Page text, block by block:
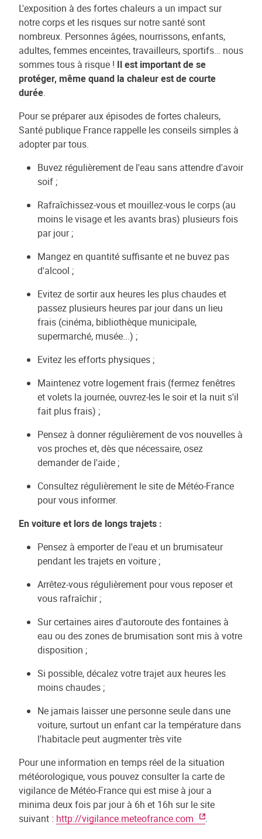
L'exposition à des fortes chaleurs a un impact sur
notre corps et les risques sur notre santé sont
nombreux. Personnes âgées, nourrissons, enfants,
adultes, femmes enceintes, travailleurs, sportifs… nous
sommes tous à risque ! Il est important de se
protéger, même quand la chaleur est de courte
durée.
Pour se préparer aux épisodes de fortes chaleurs,
Santé publique France rappelle les conseils simples à
adopter par tous.
Buvez régulièrement de l'eau sans attendre d'avoir
soif ;
Rafraîchissez-vous et mouillez-vous le corps (au
moins le visage et les avants bras) plusieurs fois
par jour ;
Mangez en quantité suffisante et ne buvez pas
d'alcool ;
Evitez de sortir aux heures les plus chaudes et
passez plusieurs heures par jour dans un lieu
frais (cinéma, bibliothèque municipale,
supermarché, musée...) ;
Evitez les efforts physiques ;
Maintenez votre logement frais (fermez fenêtres
et volets la journée, ouvrez-les le soir et la nuit s'il
fait plus frais) ;
Pensez à donner régulièrement de vos nouvelles à
vos proches et, dès que nécessaire, osez
demander de l'aide ;
Consultez régulièrement le site de Météo-France
pour vous informer.
En voiture et lors de longs trajets :
Pensez à emporter de l'eau et un brumisateur
pendant les trajets en voiture ;
Arrêtez-vous régulièrement pour vous reposer et
vous rafraîchir ;
Sur certaines aires d'autoroute des fontaines à
eau ou des zones de brumisation sont mis à votre
disposition ;
Si possible, décalez votre trajet aux heures les
moins chaudes ;
Ne jamais laisser une personne seule dans une
voiture, surtout un enfant car la température dans
l'habitacle peut augmenter très vite
Pour une information en temps réel de la situation
météorologique, vous pouvez consulter la carte de
vigilance de Météo-France qui est mise à jour a
minima deux fois par jour à 6h et 16h sur le site
suivant : http://vigilance.meteofrance.com .